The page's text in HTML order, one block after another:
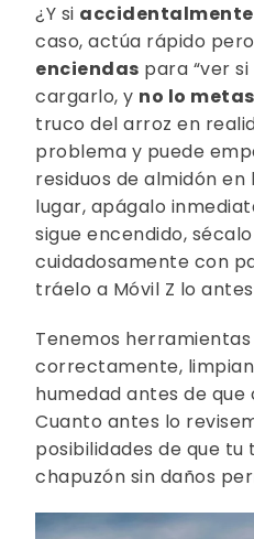
¿Y si accidentalmente
caso, actúa rápido
enciendas para “ver
cargarlo, y no lo
truco del arroz en
problema y puede
residuos de almidón en
lugar, apágalo
sigue encendido,
cuidadosamente con
tráelo a Móvil Z lo
Tenemos
correctamente,
humedad antes de que
Cuanto antes lo
posibilidades de que
chapuzón sin daños